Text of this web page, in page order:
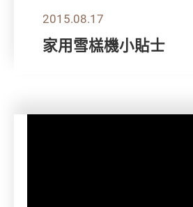
2015.08.17
家用雪榚機小貼士